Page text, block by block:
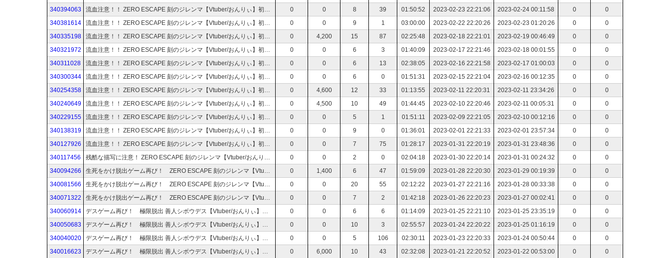
340394063
流血注意！！ ZERO ESCAPE 刻のジレンマ【Vtuber/おんりぃ】初見さん大歓迎♪ 0 0 8 39 01:50:52 2023-02-23 22:21:06 2023-02-24 00:11:58 0
0
340381614
流血注意！！ ZERO ESCAPE 刻のジレンマ【Vtuber/おんりぃ】初見さん大歓迎♪ 0 0 9 1 03:00:00 2023-02-22 22:20:26 2023-02-23 01:20:26 0
0
340335198
流血注意！！ ZERO ESCAPE 刻のジレンマ【Vtuber/おんりぃ】初見さん大歓迎♪ 0 4,200 15 87 02:25:48 2023-02-18 22:21:01 2023-02-19 00:46:49 0
0
340321972
流血注意！！ ZERO ESCAPE 刻のジレンマ【Vtuber/おんりぃ】初見さん大歓迎♪ 0 0 6 3 01:40:09 2023-02-17 22:21:46 2023-02-18 00:01:55 0
0
340311028
流血注意！！ ZERO ESCAPE 刻のジレンマ【Vtuber/おんりぃ】初見さん大歓迎♪ 0 0 6 13 02:38:05 2023-02-16 22:21:58 2023-02-17 01:00:03 0
0
340300344
流血注意！！ ZERO ESCAPE 刻のジレンマ【Vtuber/おんりぃ】初見さん大歓迎♪ 0 0 6 0 01:51:31 2023-02-15 22:21:04 2023-02-16 00:12:35 0
0
340254358
流血注意！！ ZERO ESCAPE 刻のジレンマ【Vtuber/おんりぃ】初見さん大歓迎♪ 0 4,600 12 33 01:13:55 2023-02-11 22:20:31 2023-02-11 23:34:26 0
0
340240649
流血注意！！ ZERO ESCAPE 刻のジレンマ【Vtuber/おんりぃ】初見さん大歓迎♪ 0 4,500 10 49 01:44:45 2023-02-10 22:20:46 2023-02-11 00:05:31 0
0
340229155
流血注意！！ ZERO ESCAPE 刻のジレンマ【Vtuber/おんりぃ】初見さん大歓迎♪ 0 0 5 1 01:51:11 2023-02-09 22:21:05 2023-02-10 00:12:16 0
0
340138319
流血注意！！ ZERO ESCAPE 刻のジレンマ【Vtuber/おんりぃ】初見さん大歓迎♪ 0 0 9 0 01:36:01 2023-02-01 22:21:33 2023-02-01 23:57:34 0
0
340127926
流血注意！！ ZERO ESCAPE 刻のジレンマ【Vtuber/おんりぃ】初見さん大歓迎♪ 0 0 7 75 01:28:17 2023-01-31 22:20:19 2023-01-31 23:48:36 0
0
340117456
残酷な描写に注意！ ZERO ESCAPE 刻のジレンマ【Vtuber/おんりぃ】初見さん大歓迎♪ 0 0 2 0 02:04:18 2023-01-30 22:20:14 2023-01-31 00:24:32 0
0
340094266
生死をかけ脱出ゲーム再び！ ZERO ESCAPE 刻のジレンマ【Vtuber/おんりぃ】初見さん大歓迎♪ 0 1,400 6 47 01:59:09 2023-01-28 22:20:30 2023-01-29 00:19:39 0
0
340081566
生死をかけ脱出ゲーム再び！ ZERO ESCAPE 刻のジレンマ【Vtuber/おんりぃ】初見さん大歓迎♪ 0 0 20 55 02:12:22 2023-01-27 22:21:16 2023-01-28 00:33:38 0
0
340071322
生死をかけ脱出ゲーム再び！ ZERO ESCAPE 刻のジレンマ【Vtuber/おんりぃ】初見さん大歓迎♪ 0 0 7 2 01:42:18 2023-01-26 22:20:23 2023-01-27 00:02:41 0
0
340060914
デスゲーム再び！ 極限脱出 善人シボウデス【Vtuber/おんりぃ】初見さん大歓迎♪ 0 0 6 6 01:14:09 2023-01-25 22:21:10 2023-01-25 23:35:19 0
0
340050683
デスゲーム再び！ 極限脱出 善人シボウデス【Vtuber/おんりぃ】初見さん大歓迎♪ 0 0 10 3 02:55:57 2023-01-24 22:20:22 2023-01-25 01:16:19 0
0
340040020
デスゲーム再び！ 極限脱出 善人シボウデス【Vtuber/おんりぃ】初見さん大歓迎♪ 0 0 5 106 02:30:11 2023-01-23 22:20:33 2023-01-24 00:50:44 0
0
340016623
デスゲーム再び！ 極限脱出 善人シボウデス【Vtuber/おんりぃ】初見さん大歓迎♪ 0 6,000 10 43 02:32:08 2023-01-21 22:20:52 2023-01-22 00:53:00 0 0